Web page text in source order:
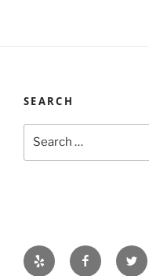
SEARCH
Yelp Facebook